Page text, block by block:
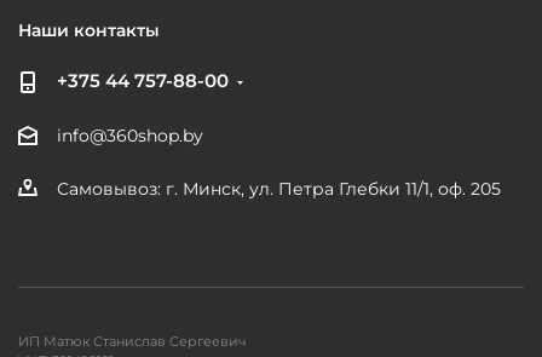
Наши контакты
+375 44 757-88-00
info@360shop.by
Самовывоз: г. Минск, ул. Петра Глебки 11/1, оф. 205
ИП Матюк Станислав Сергеевич